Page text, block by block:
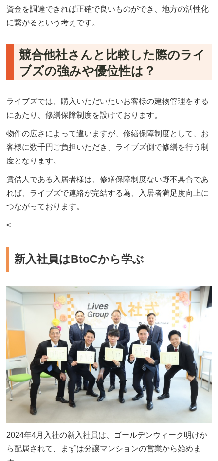
資金を調達できれば正確で良いものができ、地方の活性化
に繋がるという考えです。
競合他社さんと比較した際のライ
ブズの強みや優位性は？
ライブズでは、購入いただいたいお客様の建物管理をする
にあたり、修繕保障制度を設けております。
物件の広さによって違いますが、修繕保障制度として、お
客様に数千円ご負担いただき、ライブズ側で修繕を行う制
度となります。
賃借人である入居者様は、修繕保障制度ない野不具合であ
れば、ライブズで連絡が完結する為、入居者満足度向上に
つながっております。
<
新入社員はBtoCから学ぶ
2024年4月入社の新入社員は、ゴールデンウィーク明けか
ら配属されて、まずは分譲マンションの営業から始めま